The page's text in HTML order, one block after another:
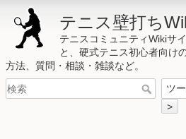
テニス壁打ち
テニスコミュニティWikiサ
と、硬式テニス初心者向け
方法、質問・相談・雑談など。
>